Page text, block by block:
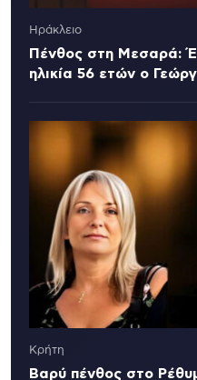
Ηράκλειο
Πένθος στη Μεσαρά:
ηλικία 56 ετών ο
Κρήτη
Βαρύ πένθος στο